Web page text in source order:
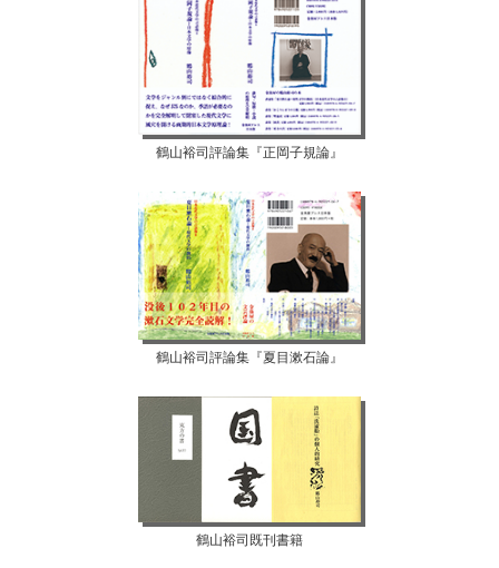
鶴山裕司評論集『正岡子規論』
鶴山裕司評論集『夏目漱石論』
鶴山裕司既刊書籍